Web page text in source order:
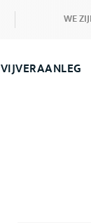
WE
VIJVERAANLEG